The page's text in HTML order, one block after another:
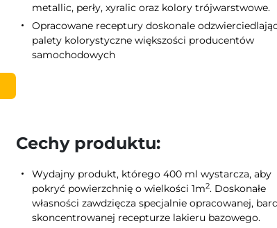
metallic, perły, xyralic oraz kolory trójwarstwowe.
Opracowane receptury doskonale
palety kolorystyczne większości producentów
samochodowych
Cechy produktu:
Wydajny produkt, którego 400 ml wystarcza, aby
pokryć powierzchnię o wielkości 1m2. Doskonałe
własności zawdzięcza specjalnie opracowanej,
skoncentrowanej recepturze lakieru bazowego.